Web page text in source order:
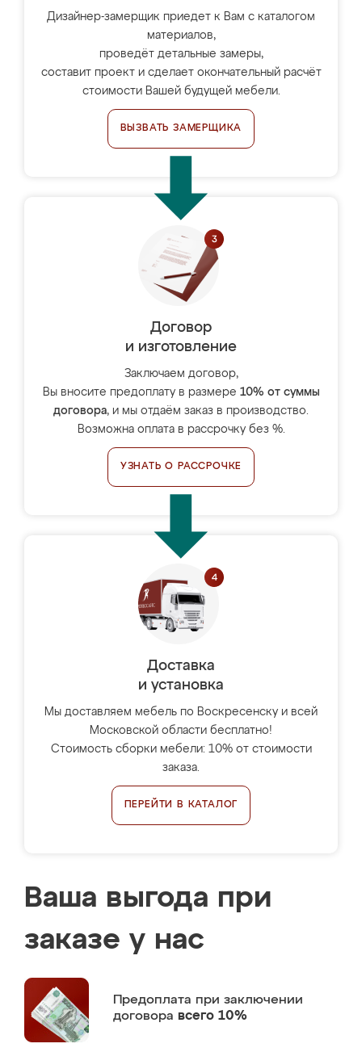
Дизайнер-замерщик приедет к Вам с каталогом
материалов,
проведёт детальные замеры,
составит проект и сделает окончательный расчёт
стоимости Вашей будущей мебели.
ВЫЗВАТЬ ЗАМЕРЩИКА
Договор
и изготовление
Заключаем договор,
Вы вносите предоплату в размере 10% от суммы
договора, и мы отдаём заказ в производство.
Возможна оплата в рассрочку без %.
УЗНАТЬ О РАССРОЧКЕ
Доставка
и установка
Мы доставляем мебель по Воскресенску и всей
Московской области бесплатно!
Стоимость сборки мебели: 10% от стоимости
заказа.
ПЕРЕЙТИ В КАТАЛОГ
Ваша выгода при
заказе у нас
Предоплата при заключении
договора всего 10%